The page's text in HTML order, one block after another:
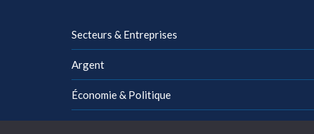
Secteurs & Entreprises
Argent
Économie & Politique
Management